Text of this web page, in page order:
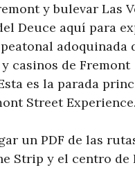
y bulevar Las
Deuce aquí para
adoquinada
casinos de Fremont
es la parada
Street Experience.
un PDF de las
Strip y el centro de